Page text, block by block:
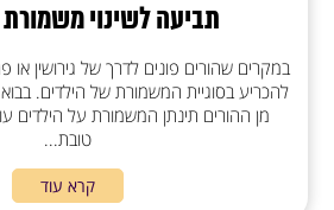
תביעה לשינוי משמורת
במקרים שהורים פונים לדרך של גירושין
להכריע בסוגיית המשמורת של הילדים.
מן ההורים תינתן המשמורת על הילדים
טובת...
קרא עוד